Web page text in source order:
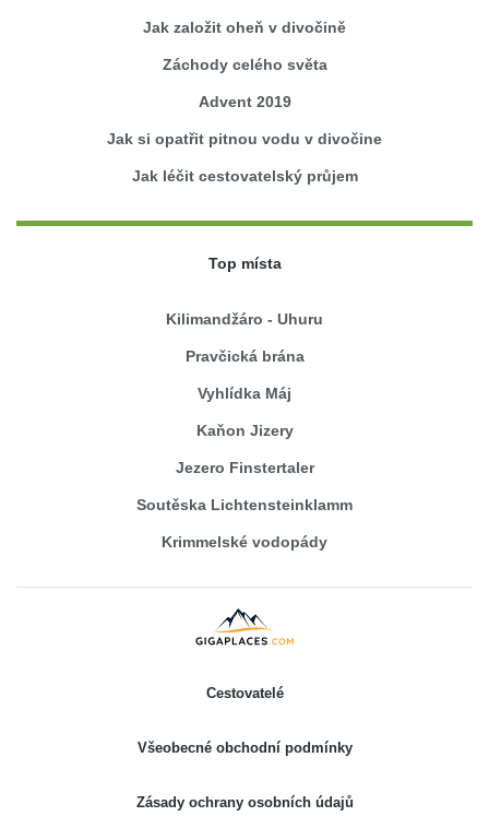
Jak založit oheň v divočině
Záchody celého světa
Advent 2019
Jak si opatřit pitnou vodu v divočine
Jak léčit cestovatelský průjem
Top místa
Kilimandžáro - Uhuru
Pravčická brána
Vyhlídka Máj
Kaňon Jizery
Jezero Finstertaler
Soutěska Lichtensteinklamm
Krimmelské vodopády
Cestovatelé
Všeobecné obchodní podmínky
Zásady ochrany osobních údajů